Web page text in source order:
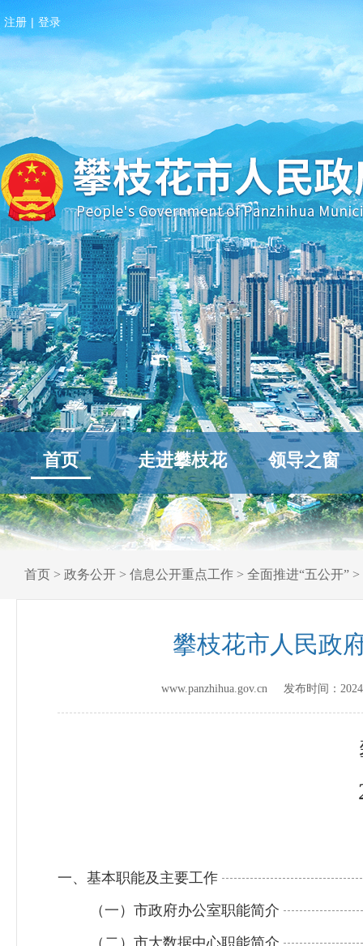
注册 | 登录
首页 走进攀枝花 领导之窗
首页 > 政务公开 > 信息公开重点工作 > 全面推进“五公开” >
攀枝花市人民政
www.panzhihua.gov.cn 发布时间：
一、基本职能及主要工作
（一）市政府办公室职能简介
（二）市大数据中心职能简介